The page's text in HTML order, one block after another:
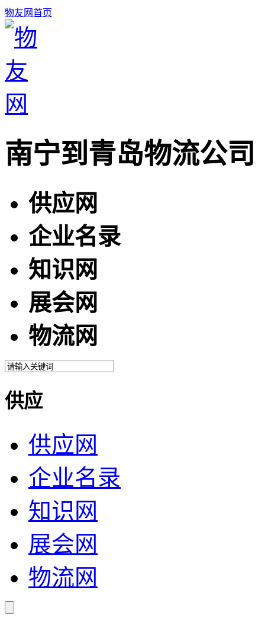
物友网首页
南宁到青岛物流公司
供应网
企业名录
知识网
展会网
物流网
供应
供应网
企业名录
知识网
展会网
物流网